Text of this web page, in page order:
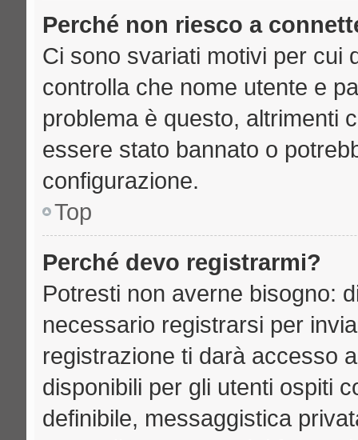
Perché non riesco a
Ci sono svariati motivi per cui
controlla che nome utente e
problema è questo, altrimenti
essere stato bannato o
configurazione.
Top
Perché devo registrarmi?
Potresti non averne bisogno:
necessario registrarsi per
registrazione ti darà accesso
disponibili per gli utenti ospiti
definibile, messaggistica